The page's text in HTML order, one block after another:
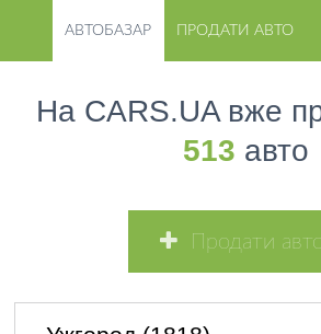
АВТОБАЗАР ПРОДАТИ АВТО
На CARS.UA вже
513 авто
Продати